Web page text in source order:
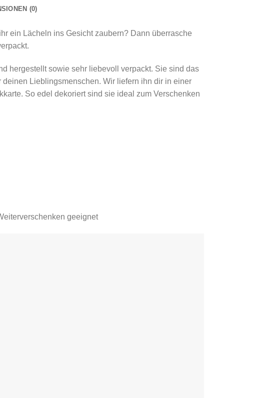
(0)
ein Lächeln ins Gesicht zaubern? Dann überrasche
hergestellt sowie sehr liebevoll verpackt. Sie sind das
Lieblingsmenschen. Wir liefern ihn dir in einer
So edel dekoriert sind sie ideal zum Verschenken
geeignet